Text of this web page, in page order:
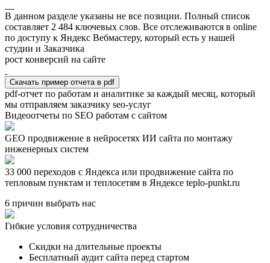
В данном разделе указаны не все позиции. Полный список
составляет 2 484 ключевых слов. Все отслеживаются в online
по доступу к Яндекс Вебмастеру, который есть у нашей
студии и Заказчика
рост конверсий на сайте
Скачать пример отчета в pdf
pdf-отчет по работам и аналитике за каждый месяц, который
мы отправляем заказчику seo-услуг
Видеоотчеты по SEO работам с сайтом
GEO продвижение в нейросетях ИИ сайта по монтажу
инженерных систем
33 000 переходов с Яндекса или продвижение сайта по
тепловым пунктам и теплосетям в Яндексе teplo-punkt.ru
6 причин выбрать нас
Гибкие условия сотрудничества
Скидки на длительные проекты
Бесплатный аудит сайта перед стартом